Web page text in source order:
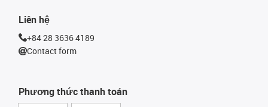
Phương thức thanh toán
Liên hệ
+84 28 3636 4189
Contact form